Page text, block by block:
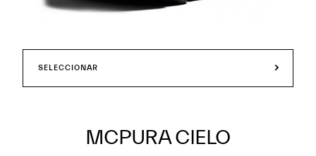
SELECCIONAR
MCPURA CIELO